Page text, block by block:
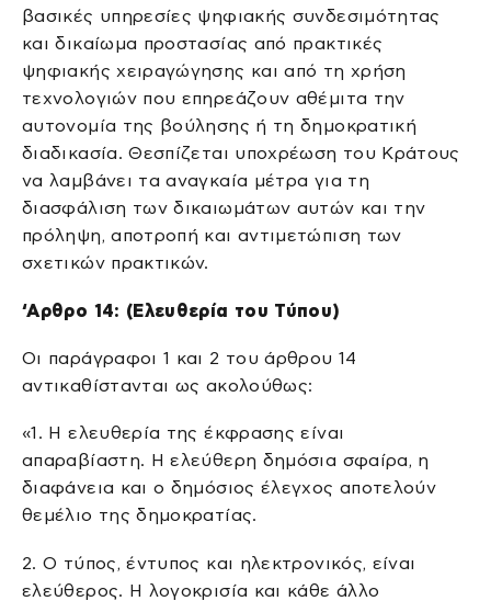
βασικές υπηρεσίες ψηφιακής συνδεσιμότητας
και δικαίωμα προστασίας από πρακτικές
ψηφιακής χειραγώγησης και από τη χρήση
τεχνολογιών που επηρεάζουν αθέμιτα την
αυτονομία της βούλησης ή τη δημοκρατική
διαδικασία. Θεσπίζεται υποχρέωση του Κράτους
να λαμβάνει τα αναγκαία μέτρα για τη
διασφάλιση των δικαιωμάτων αυτών και την
πρόληψη, αποτροπή και αντιμετώπιση των
σχετικών πρακτικών.
‘Αρθρο 14: (Ελευθερία του Τύπου)
Οι παράγραφοι 1 και 2 του άρθρου 14
αντικαθίστανται ως ακολούθως:
«1. Η ελευθερία της έκφρασης είναι
απαραβίαστη. Η ελεύθερη δημόσια σφαίρα, η
διαφάνεια και ο δημόσιος έλεγχος αποτελούν
θεμέλιο της δημοκρατίας.
2. O τύπος, έντυπος και ηλεκτρονικός, είναι
ελεύθερος. H λογοκρισία και κάθε άλλο